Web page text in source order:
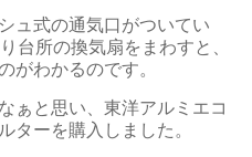
ュ式の通気口がついてい
台所の換気扇をまわすと、
がわかるのです。
ぁと思い、東洋アルミエコ
ターを購入しました。